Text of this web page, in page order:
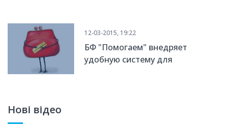
12-03-2015, 19:22
БФ "Помогаем" внедряет
удобную систему для
Нові відео